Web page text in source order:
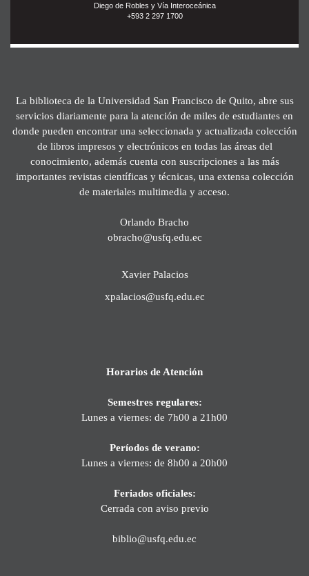
Diego de Robles y Vía Interoceánica
+593 2 297 1700
La biblioteca de la Universidad San Francisco de Quito, abre sus
servicios diariamente para la atención de miles de estudiantes en
donde pueden encontrar una seleccionada y actualizada colección
de libros impresos y electrónicos en todas las áreas del
conocimiento, además cuenta con suscripciones a las más
importantes revistas científicas y técnicas, una extensa colección
de materiales multimedia y acceso.
Orlando Bracho
obracho@usfq.edu.ec
Xavier Palacios
xpalacios@usfq.edu.ec
Horarios de Atención
Semestres regulares:
Lunes a viernes: de 7h00 a 21h00
Períodos de verano:
Lunes a viernes: de 8h00 a 20h00
Feriados oficiales:
Cerrada con aviso previo
biblio@usfq.edu.ec